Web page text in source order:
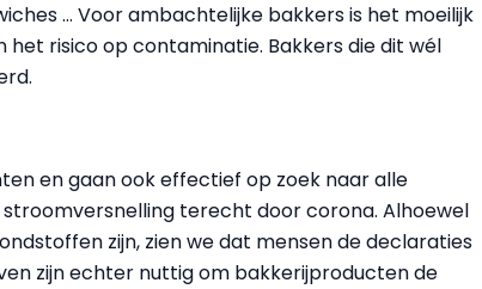
... Voor ambachtelijke bakkers is het moeilijk
risico op contaminatie. Bakkers die dit wél
en gaan ook effectief op zoek naar alle
terecht door corona. Alhoewel
zijn, zien we dat mensen de declaraties
zijn echter nuttig om bakkerijproducten de